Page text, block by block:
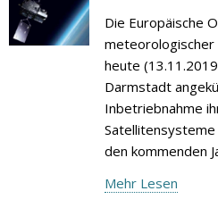
Die Europäische
meteorologischer
heute
Darmstadt
Inbetriebnahme
den kommenden
Mehr Lesen